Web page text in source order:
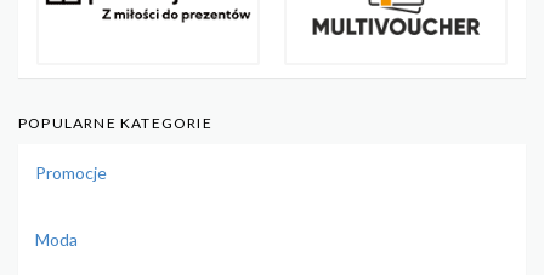
POPULARNE KATEGORIE
Promocje
Moda